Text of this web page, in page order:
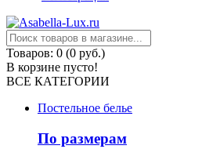
Товаров: 0 (0 руб.)
В корзине пусто!
ВСЕ КАТЕГОРИИ
Постельное белье
По размерам